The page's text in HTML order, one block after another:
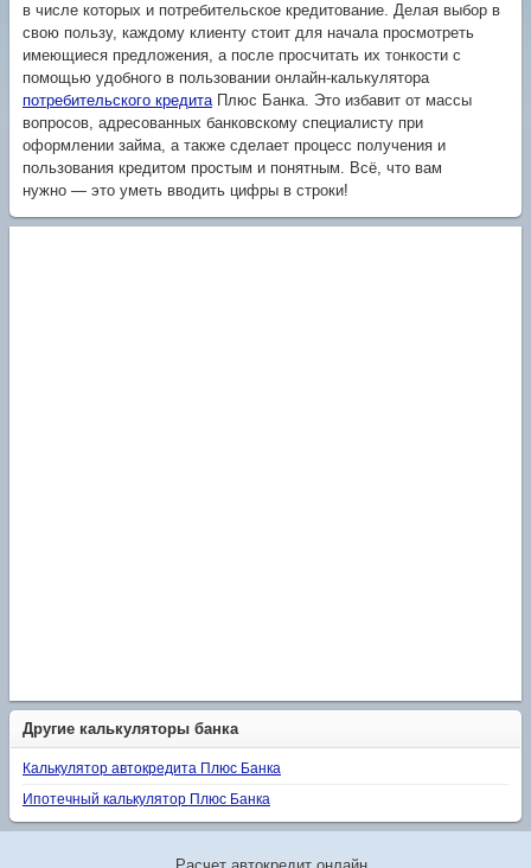
в числе которых и потребительское кредитование. Делая выбор в
свою пользу, каждому клиенту стоит для начала просмотреть
имеющиеся предложения, а после просчитать их тонкости с
помощью удобного в пользовании онлайн-калькулятора
потребительского кредита Плюс Банка. Это избавит от массы
вопросов, адресованных банковскому специалисту при
оформлении займа, а также сделает процесс получения и
пользования кредитом простым и понятным. Всё, что вам
нужно — это уметь вводить цифры в строки!
Другие калькуляторы банка
Калькулятор автокредита Плюс Банка
Ипотечный калькулятор Плюс Банка